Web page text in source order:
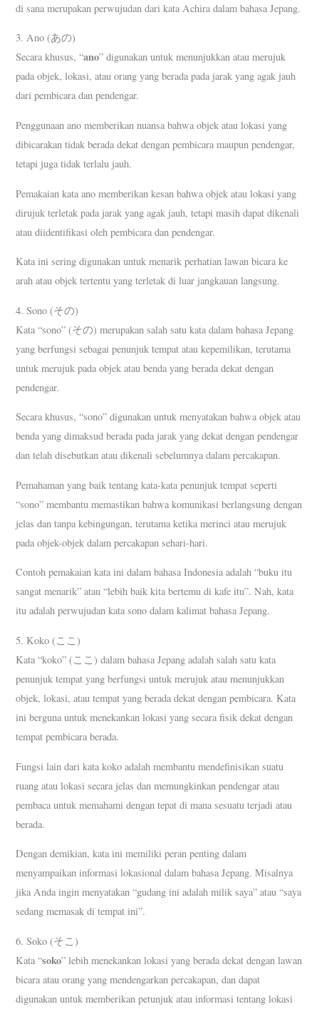
di sana merupakan perwujudan dari kata Achira dalam bahasa Jepang.
3. Ano (あの)
Secara khusus, “ano” digunakan untuk menunjukkan atau merujuk
pada objek, lokasi, atau orang yang berada pada jarak yang agak jauh
dari pembicara dan pendengar.
Penggunaan ano memberikan nuansa bahwa objek atau lokasi yang
dibicarakan tidak berada dekat dengan pembicara maupun pendengar,
tetapi juga tidak terlalu jauh.
Pemakaian kata ano memberikan kesan bahwa objek atau lokasi yang
dirujuk terletak pada jarak yang agak jauh, tetapi masih dapat dikenali
atau diidentifikasi oleh pembicara dan pendengar.
Kata ini sering digunakan untuk menarik perhatian lawan bicara ke
arah atau objek tertentu yang terletak di luar jangkauan langsung.
4. Sono (その)
Kata “sono” (その) merupakan salah satu kata dalam bahasa Jepang
yang berfungsi sebagai penunjuk tempat atau kepemilikan, terutama
untuk merujuk pada objek atau benda yang berada dekat dengan
pendengar.
Secara khusus, “sono” digunakan untuk menyatakan bahwa objek atau
benda yang dimaksud berada pada jarak yang dekat dengan pendengar
dan telah disebutkan atau dikenali sebelumnya dalam percakapan.
Pemahaman yang baik tentang kata-kata penunjuk tempat seperti
“sono” membantu memastikan bahwa komunikasi berlangsung dengan
jelas dan tanpa kebingungan, terutama ketika merinci atau merujuk
pada objek-objek dalam percakapan sehari-hari.
Contoh pemakaian kata ini dalam bahasa Indonesia adalah “buku itu
sangat menarik” atau “lebih baik kita bertemu di kafe itu”. Nah, kata
itu adalah perwujudan kata sono dalam kalimat bahasa Jepang.
5. Koko (ここ)
Kata “koko” (ここ) dalam bahasa Jepang adalah salah satu kata
penunjuk tempat yang berfungsi untuk merujuk atau menunjukkan
objek, lokasi, atau tempat yang berada dekat dengan pembicara. Kata
ini berguna untuk menekankan lokasi yang secara fisik dekat dengan
tempat pembicara berada.
Fungsi lain dari kata koko adalah membantu mendefinisikan suatu
ruang atau lokasi secara jelas dan memungkinkan pendengar atau
pembaca untuk memahami dengan tepat di mana sesuatu terjadi atau
berada.
Dengan demikian, kata ini memiliki peran penting dalam
menyampaikan informasi lokasional dalam bahasa Jepang. Misalnya
jika Anda ingin menyatakan “gudang ini adalah milik saya” atau “saya
sedang memasak di tempat ini”.
6. Soko (そこ)
Kata “soko” lebih menekankan lokasi yang berada dekat dengan lawan
bicara atau orang yang mendengarkan percakapan, dan dapat
digunakan untuk memberikan petunjuk atau informasi tentang lokasi